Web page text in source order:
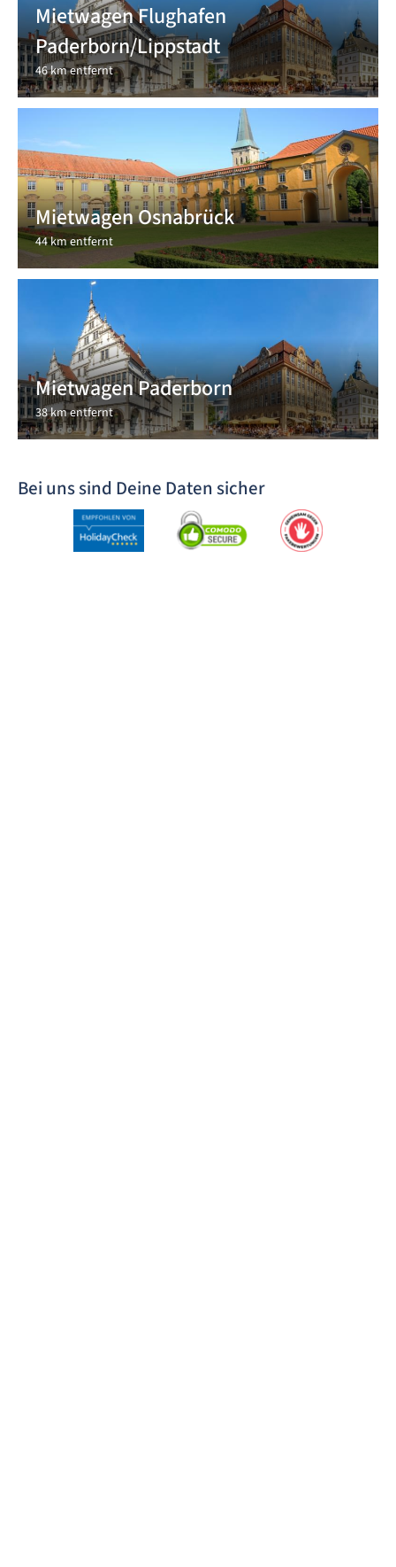
Mietwagen Flughafen
Paderborn/Lippstadt
46 km entfernt
Mietwagen Osnabrück
44 km entfernt
Mietwagen Paderborn
38 km entfernt
Bei uns sind Deine Daten sicher